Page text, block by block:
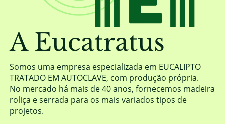
A Eucatratus
Somos uma empresa especializada em EUCALIPTO
TRATADO EM AUTOCLAVE, com produção própria.
No mercado há mais de 40 anos, fornecemos madeira
roliça e serrada para os mais variados tipos de
projetos.